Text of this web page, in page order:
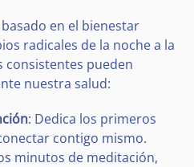
en el bienestar
radicales de la noche a la
consistentes pueden
nuestra salud:
: Dedica los primeros
contigo mismo.
minutos de meditación,